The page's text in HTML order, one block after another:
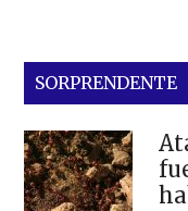
SORPRENDENTE